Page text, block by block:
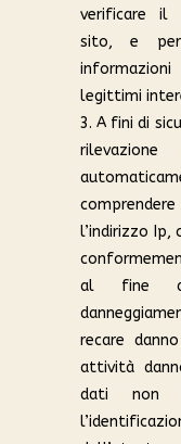
verificare il
sito, e per
legittimi
3. A fini di
l’indirizzo
al fine
recare
attività
dati non